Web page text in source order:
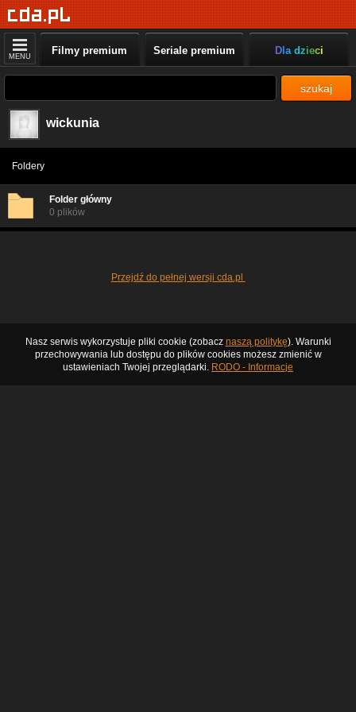
MENU Filmy premium Seriale premium Dla dzieci
szukaj
wickunia
Foldery
Folder główny
0 plików
Przejdź do pełnej wersji cda.pl
Nasz serwis wykorzystuje pliki cookie (zobacz naszą politykę). Warunki
przechowywania lub dostępu do plików cookies możesz zmienić w
ustawieniach Twojej przeglądarki. RODO - Informacje